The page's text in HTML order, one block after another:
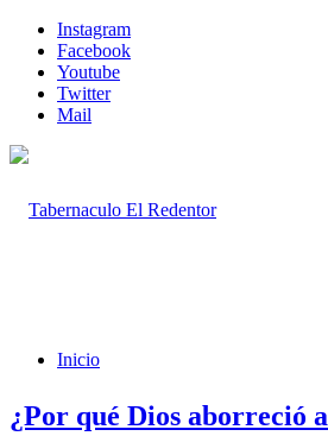
Instagram
Facebook
Youtube
Twitter
Mail
Inicio
¿Por qué Dios aborreció